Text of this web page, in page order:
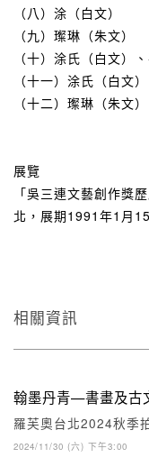
（八）涂（白文）
（九）璨琳（朱文）
（十）涂氏（白文）
（十一）涂氏（白文
（十二）璨琳（朱文）
展覽
「吳三連文藝創作獎
北，展期1991年1月
相關資訊
翰墨丹青—書畫及古
羅芙奧台北2024秋季
2024/11/30 (六) 下午3:00